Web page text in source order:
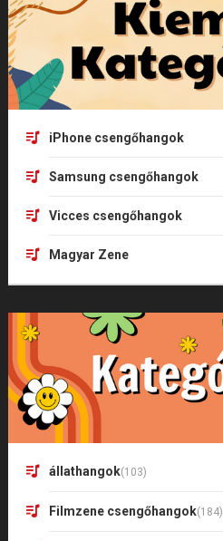
iPhone csengőhangok
Samsung csengőhangok
Vicces csengőhangok
Magyar Zene
állathangok(103)
Filmzene csengőhangok(184)